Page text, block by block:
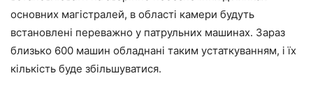
основних магістралей, в області камери будуть
встановлені переважно у патрульних машинах. Зараз
близько 600 машин обладнані таким устаткуванням, і їх
кількість буде збільшуватися.